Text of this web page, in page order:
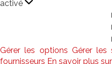
activé
Gérer les options Gérer les
fournisseurs En savoir plus